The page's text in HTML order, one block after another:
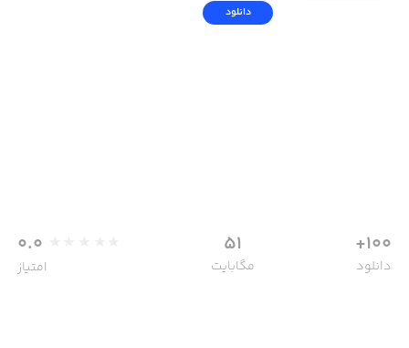
دانلود
100+
دانلود
51
مگابایت
0.0
امتیاز